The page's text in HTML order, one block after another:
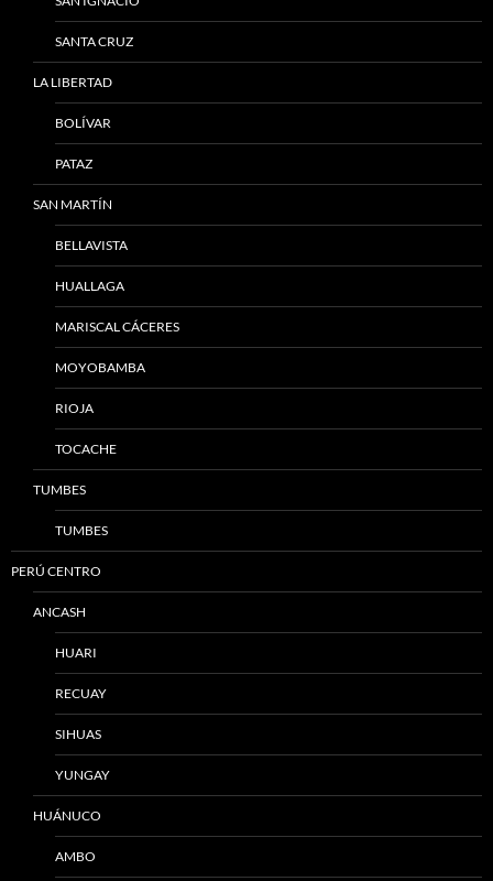
SANTA CRUZ
LA LIBERTAD
BOLÍVAR
PATAZ
SAN MARTÍN
BELLAVISTA
HUALLAGA
MARISCAL CÁCERES
MOYOBAMBA
RIOJA
TOCACHE
TUMBES
TUMBES
PERÚ CENTRO
ANCASH
HUARI
RECUAY
SIHUAS
YUNGAY
HUÁNUCO
AMBO